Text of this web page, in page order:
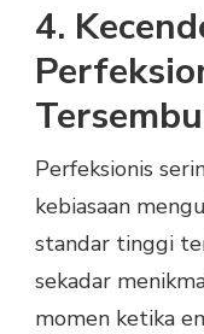
4.
Perfeksionis
kebiasaan
standar tinggi
sekadar
momen ketika